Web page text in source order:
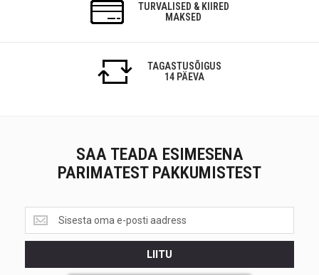
TURVALISED & KIIRED
MAKSED
TAGASTUSÕIGUS
14 PÄEVA
SAA TEADA ESIMESENA
PARIMATEST PAKKUMISTEST
Saa
teada
esimesena<br>
pakkumistest
LIITU